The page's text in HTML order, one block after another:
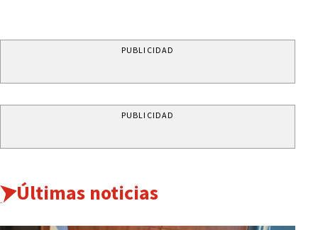
PUBLICIDAD
PUBLICIDAD
Últimas noticias